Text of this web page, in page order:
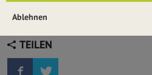
TEILEN
Ablehnen